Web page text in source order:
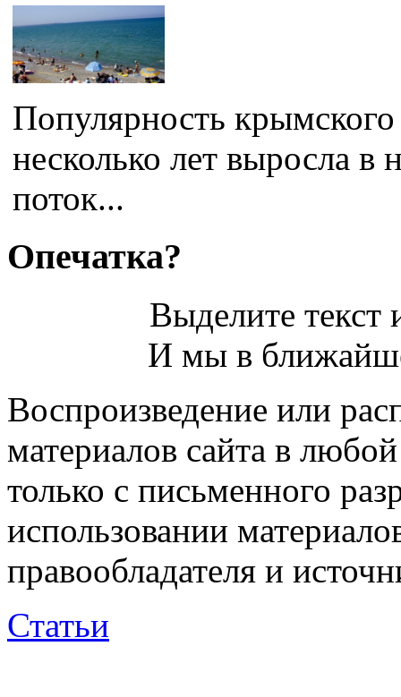
Популярность крымского
несколько лет выросла
поток...
Опечатка?
Выделите
И мы в
Воспроизведение или
материалов сайта в
только с письменного
использовании
правообладателя и
Статьи